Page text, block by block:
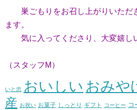
巣ごもりをお召し上がりいただ
ます。
気に入ってくださり、大変嬉し
（スタッフM）
いと忠 おいしい おみや
産 お祝い お菓子 しっとり ギフト コーヒー コ